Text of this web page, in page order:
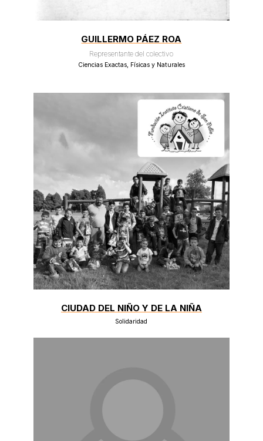
GUILLERMO PÁEZ ROA
Representante del colectivo
Ciencias Exactas, Físicas y Naturales
CIUDAD DEL NIÑO Y DE LA NIÑA
Solidaridad